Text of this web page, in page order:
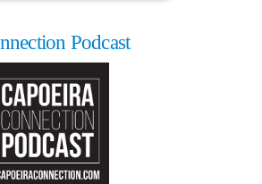
Podcast